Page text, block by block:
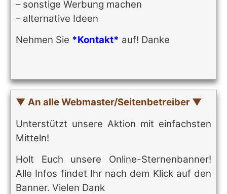
– sonstige Werbung machen
– alternative Ideen
Nehmen Sie *Kontakt* auf! Danke
▼ An alle Webmaster/Seitenbetreiber ▼
Unterstützt unsere Aktion mit einfachsten
Mitteln!
Holt Euch unsere Online-Sternenbanner!
Alle Infos findet Ihr nach dem Klick auf den
Banner. Vielen Dank